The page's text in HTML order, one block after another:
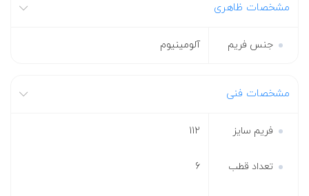
مشخصات ظاهری
جنس فریم آلومینیوم
مشخصات فنی
فریم سایز 112
تعداد قطب 6